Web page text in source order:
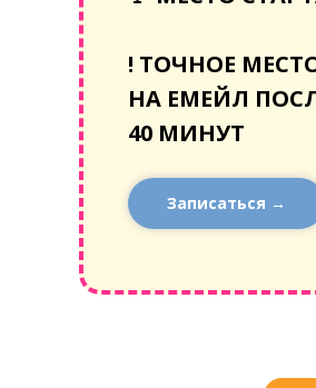
! ТОЧНОЕ
НА ЕМЕЙЛ
40 МИНУТ
Записаться →